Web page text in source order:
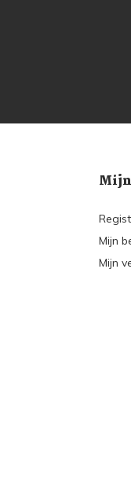
Mijn
Mijn